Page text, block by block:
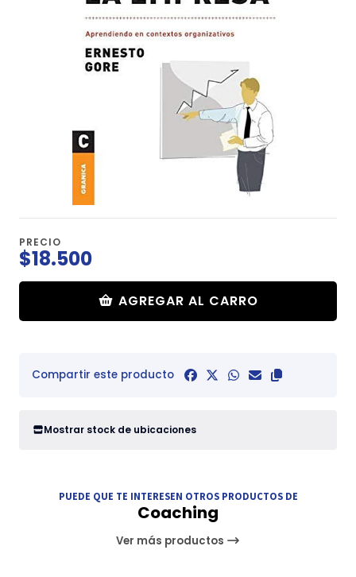
PRECIO
$18.500
AGREGAR AL CARRO
Compartir este producto
Mostrar stock de ubicaciones
PUEDE QUE TE INTERESEN OTROS PRODUCTOS DE
Coaching
Ver más productos